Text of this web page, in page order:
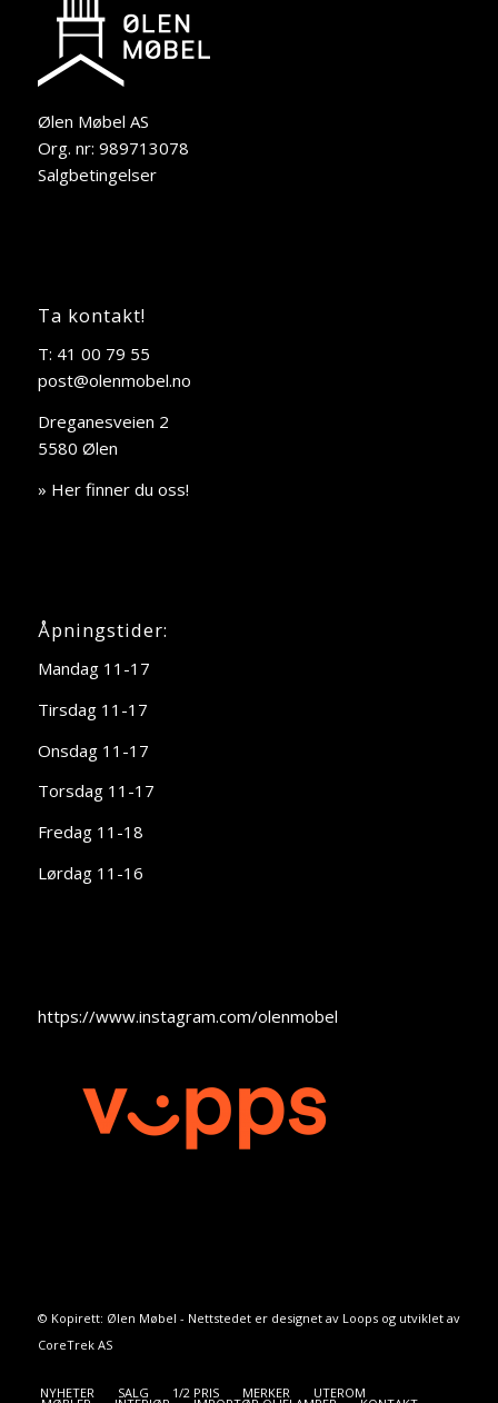
Ølen Møbel AS
Org. nr: 989713078
Salgbetingelser
Ta kontakt!
T: 41 00 79 55
post@olenmobel.no
Dreganesveien 2
5580 Ølen
» Her finner du oss!
Åpningstider:
Mandag 11-17
Tirsdag 11-17
Onsdag 11-17
Torsdag 11-17
Fredag 11-18
Lørdag 11-16
https://www.instagram.com/olenmobel
© Kopirett: Ølen Møbel - Nettstedet er designet av Loopsog utviklet av
CoreTrek AS
NYHETER SALG 1/2 PRIS MERKER UTEROM